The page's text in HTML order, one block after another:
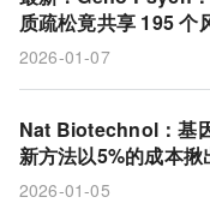
质疏松竟共享 195 个
2026-01-07
Nat Biotechnol：基
新方法以5%的成本揪
靶暗箭”
2026-01-05